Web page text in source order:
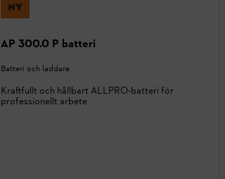
NY
AP 300.0 P batteri
Batteri och laddare
Kraftfullt och hållbart ALLPRO-batteri för
professionellt arbete